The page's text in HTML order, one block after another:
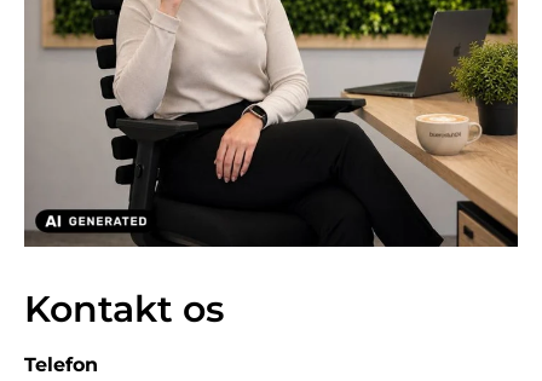
Kontakt os
Telefon